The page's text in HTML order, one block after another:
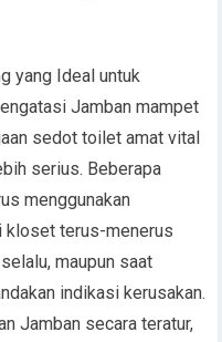
yang Ideal untuk
Jamban mampet
sedot toilet amat vital
serius. Beberapa
menggunakan
kloset terus-menerus
maupun saat
indikasi kerusakan.
Jamban secara teratur,